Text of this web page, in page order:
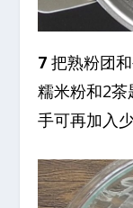
7 把熟粉团
糯米粉和2
手可再加入